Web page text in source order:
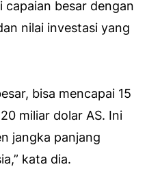
capaian besar dengan
nilai investasi yang
bisa mencapai 15
miliar dolar AS. Ini
jangka panjang
kata dia.